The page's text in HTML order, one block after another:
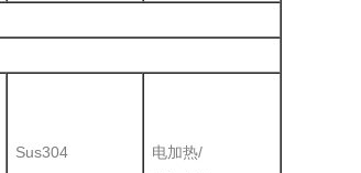
Sus304
电加热/